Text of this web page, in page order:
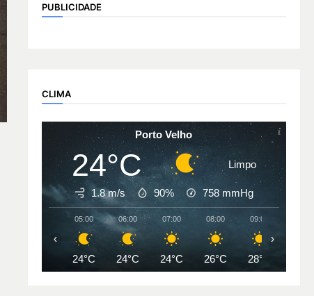
PUBLICIDADE
CLIMA
Porto Velho
24°C Limpo
1.8 m/s 90% 758mmHg
05:00
24°C
06:00
24°C
07:00
24°C
08:00
26°C
09:00
28°C
‹ ›